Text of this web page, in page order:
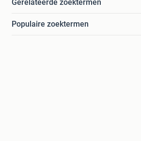
Gerelateerde zoektermen
Populaire zoektermen